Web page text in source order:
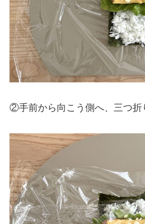
②手前から向こう側へ、三つ折